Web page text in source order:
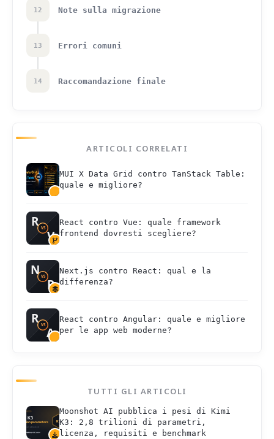
12 Note sulla migrazione
13 Errori comuni
14 Raccomandazione finale
ARTICOLI CORRELATI
MUI X Data Grid contro TanStack Table:
quale e migliore?
React contro Vue: quale framework
frontend dovresti scegliere?
Next.js contro React: qual e la
differenza?
React contro Angular: quale e migliore
per le app web moderne?
TUTTI GLI ARTICOLI
Moonshot AI pubblica i pesi di Kimi
K3: 2,8 trilioni di parametri,
licenza, requisiti e benchmark